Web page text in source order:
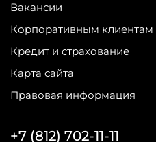
Вакансии
Корпоративным клиентам
Кредит и страхование
Карта сайта
Правовая информация
+7 (812) 702-11-11